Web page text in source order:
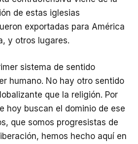
de estas iglesias
exportadas para América
y otros lugares.
sistema de sentido
humano. No hay otro sentido
que la religión. Por
hoy buscan el dominio de ese
que somos progresistas de
hemos hecho aquí en